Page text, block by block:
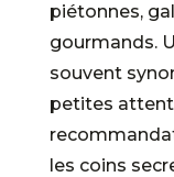
piétonnes,
gourmands.
souvent
petites
les coins